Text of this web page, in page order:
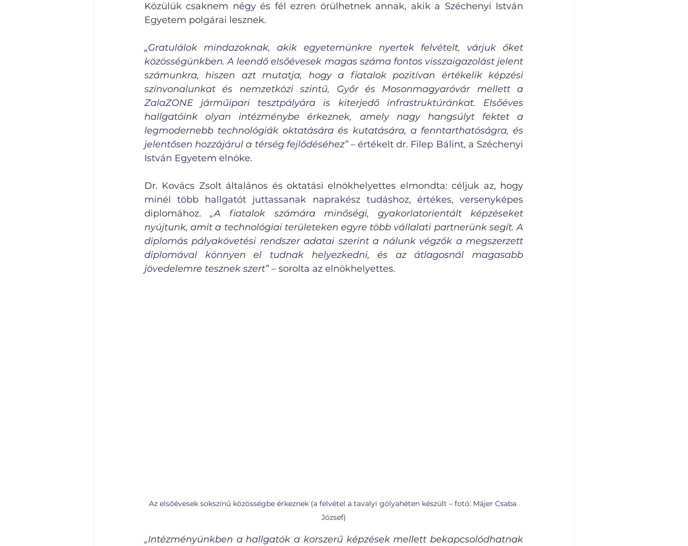
Közülük csaknem négy és fél ezren örülhetnek annak, akik a Széchenyi István
Egyetem polgárai lesznek.
„Gratulálok mindazoknak, akik egyetemünkre nyertek felvételt, várjuk őket
közösségünkben. A leendő elsőévesek magas száma fontos visszaigazolást jelent
számunkra, hiszen azt mutatja, hogy a fiatalok pozitívan értékelik képzési
színvonalunkat és nemzetközi szintű, Győr és Mosonmagyaróvár mellett a
ZalaZONE járműipari tesztpályára is kiterjedő infrastruktúránkat. Elsőéves
hallgatóink olyan intézménybe érkeznek, amely nagy hangsúlyt fektet a
legmodernebb technológiák oktatására és kutatására, a fenntarthatóságra, és
jelentősen hozzájárul a térség fejlődéséhez” – értékelt dr. Filep Bálint, a Széchenyi
István Egyetem elnöke.
Dr. Kovács Zsolt általános és oktatási elnökhelyettes elmondta: céljuk az, hogy
minél több hallgatót juttassanak naprakész tudáshoz, értékes, versenyképes
diplomához. „A fiatalok számára minőségi, gyakorlatorientált képzéseket
nyújtunk, amit a technológiai területeken egyre több vállalati partnerünk segít. A
diplomás pályakövetési rendszer adatai szerint a nálunk végzők a megszerzett
diplomával könnyen el tudnak helyezkedni, és az átlagosnál magasabb
jövedelemre tesznek szert” – sorolta az elnökhelyettes.
Az elsőévesek sokszínű közösségbe érkeznek (a felvétel a tavalyi gólyahéten készült – fotó: Májer Csaba
József)
„Intézményünkben a hallgatók a korszerű képzések mellett bekapcsolódhatnak